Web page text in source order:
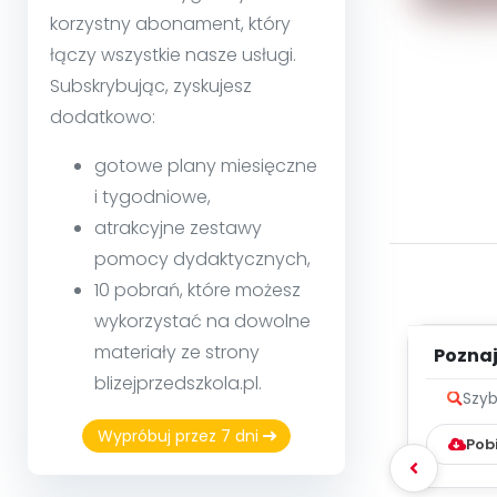
korzystny abonament, który
łączy wszystkie nasze usługi.
Subskrybując, zyskujesz
dodatkowo:
gotowe plany miesięczne
i tygodniowe,
atrakcyjne zestawy
pomocy dydaktycznych,
10 pobrań, które możesz
wykorzystać na dowolne
materiały ze strony
blizejprzedszkola.pl.
Wypróbuj przez 7 dni